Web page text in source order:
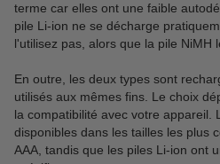
terme car elles ont une faible
pile Li-ion ne se décharge
l'utilisez pas, alors que la pile NiMH
En outre, les deux types sont
utilisés aux mêmes fins. Le choix
la compatibilité avec votre appareil.
disponibles dans les tailles les plus
AAA, tandis que les piles Li-ion ont